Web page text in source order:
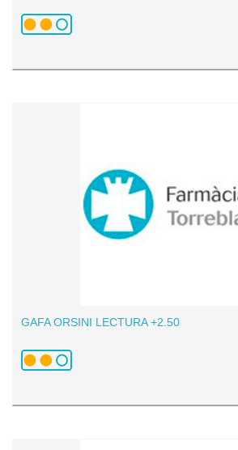
GAFA ORSINI LECTURA +2.50